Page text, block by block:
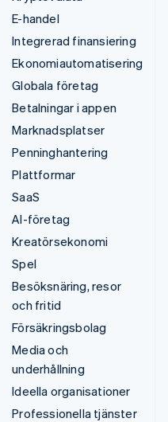
E-handel
Integrerad finansiering
Ekonomiautomatisering
Globala företag
Betalningar i appen
Marknadsplatser
Penninghantering
Plattformar
SaaS
AI-företag
Kreatörsekonomi
Spel
Besöksnäring, resor
och fritid
Försäkringsbolag
Media och
underhållning
Ideella organisationer
Professionella tjänster